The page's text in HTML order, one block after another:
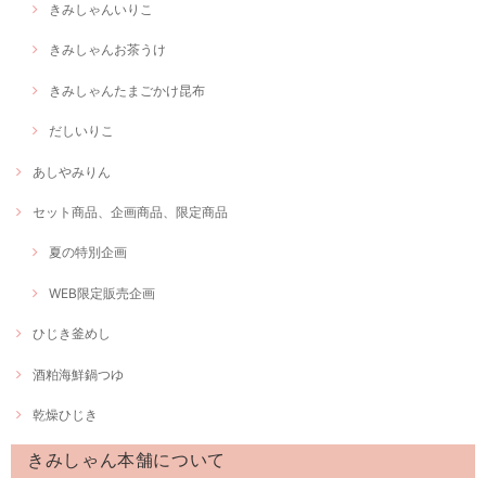
きみしゃんいりこ
きみしゃんお茶うけ
きみしゃんたまごかけ昆布
だしいりこ
あしやみりん
セット商品、企画商品、限定商品
夏の特別企画
WEB限定販売企画
ひじき釜めし
酒粕海鮮鍋つゆ
乾燥ひじき
きみしゃん本舗について